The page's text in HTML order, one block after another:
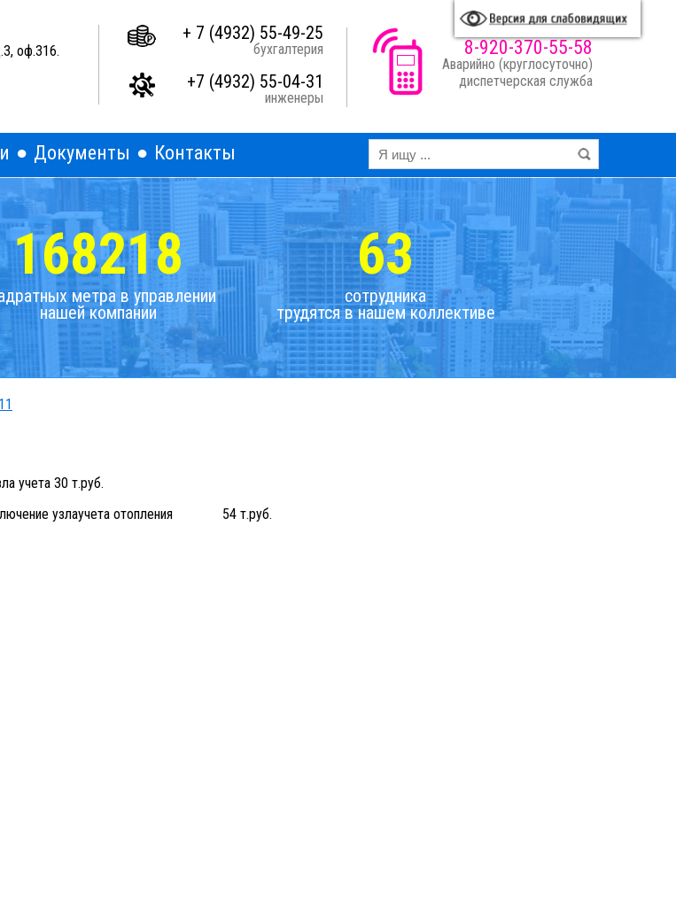
оф.316.
+ 7 (4932) 55-49-25
бухгалтерия
+7 (4932) 55-04-31
инженеры
8-920-370-55-58
Аварийно (круглосуточно)
диспетчерская служба
Документы Контакты
168218
метра в управлении
нашей компании
63
сотрудника
трудятся в нашем коллективе
учета 30 т.руб.
узлаучета отопления 54 т.руб.